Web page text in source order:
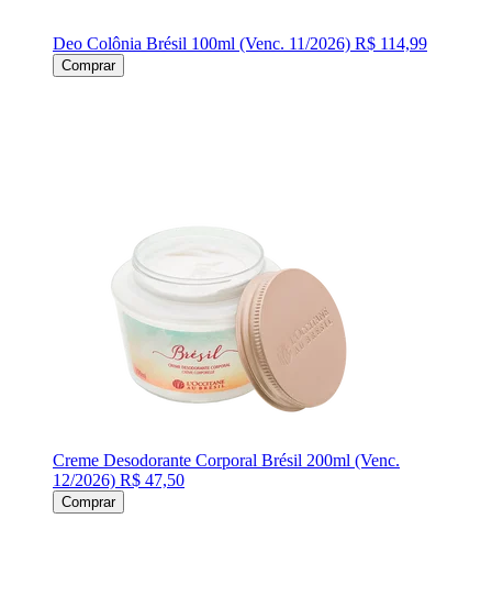
Deo Colônia Brésil 100ml (Venc. 11/2026) R$ 114,99
Comprar
Creme Desodorante Corporal Brésil 200ml (Venc.
12/2026) R$ 47,50
Comprar